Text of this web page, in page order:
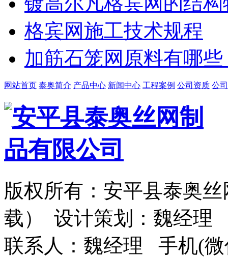
格宾网施工技术规程
加筋石笼网原料有哪些
网站首页 泰奥简介 产品中心 新闻中心 工程案例 公司资质 公
版权所有：安平县泰奥
载） 设计策划：魏经理
联系人：魏经理 手机(微